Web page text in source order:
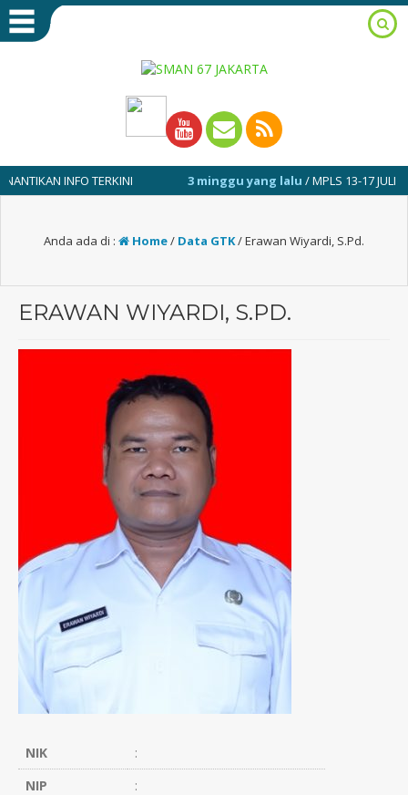
INFO TERKINI 3 minggu yang lalu/ MPLS 13-17 JULI 2026
Anda ada di : Home/ Data GTK/Erawan Wiyardi, S.Pd.
ERAWAN WIYARDI, S.PD.
NIK
:
NIP
: